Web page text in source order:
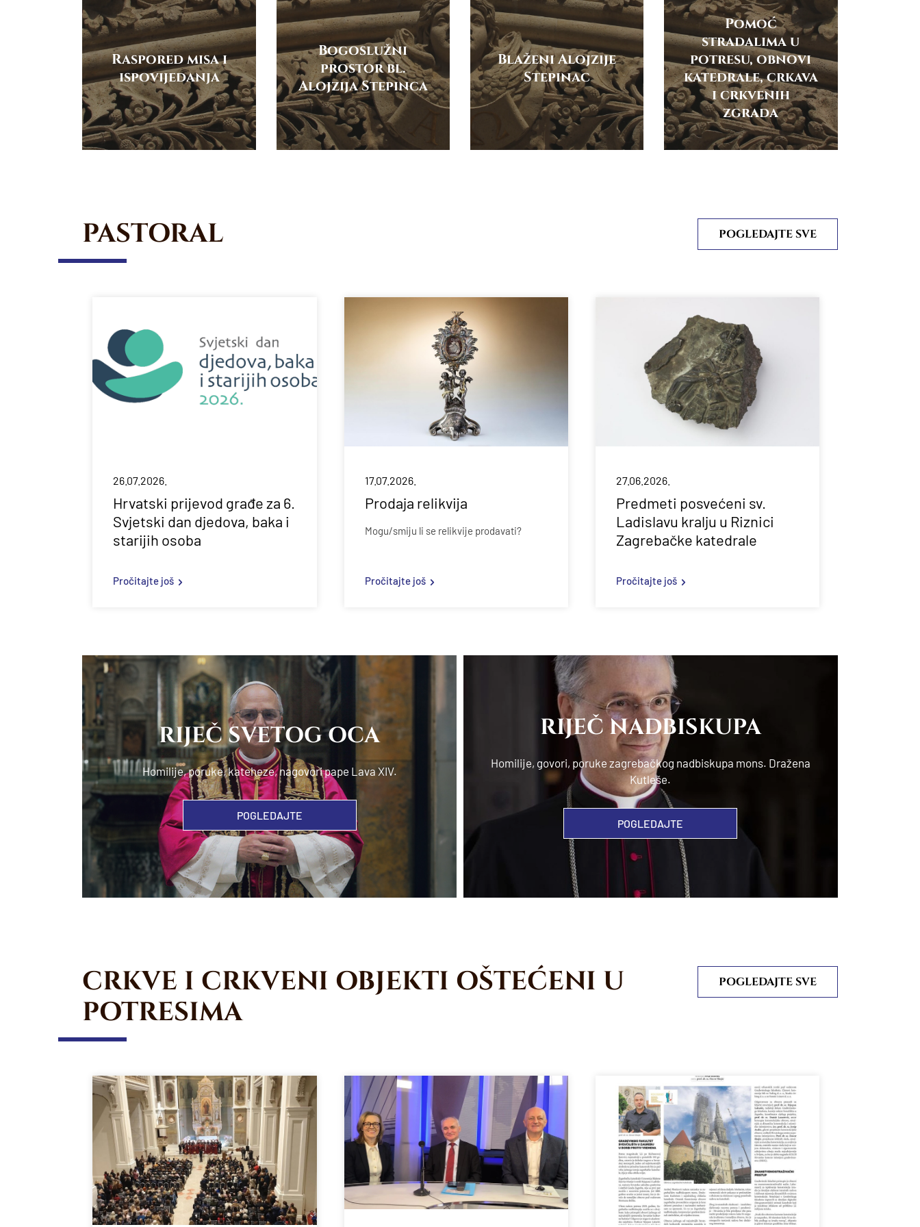
Raspored misa i
ispovijedanja
Bogoslužni
prostor bl.
Alojzija Stepinca
Blaženi Alojzije
Stepinac
Pomoć
stradalima u
potresu, obnovi
katedrale, crkava
i crkvenih
zgrada
PASTORAL POGLEDAJTE SVE
26.07.2026.
Hrvatski prijevod građe za 6.
Svjetski dan djedova, baka i
starijih osoba
Pročitajte još
17.07.2026.
Prodaja relikvija
Mogu/smiju li se relikvije prodavati?
Pročitajte još
27.06.2026.
Predmeti posvećeni sv.
Ladislavu kralju u Riznici
Zagrebačke katedrale
Pročitajte još
RIJEČ SVETOG OCA
Homilije, poruke, kateheze, nagovori pape Lava XIV.
POGLEDAJTE
RIJEČ NADBISKUPA
Homilije, govori, poruke zagrebačkog nadbiskupa mons. Dražena
Kutleše.
POGLEDAJTE
CRKVE I CRKVENI OBJEKTI OŠTEĆENI U
POTRESIMA
POGLEDAJTE SVE